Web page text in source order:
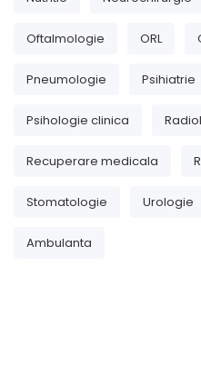
Oftalmologie ORL
Pneumologie Psihiatrie
Psihologie clinica
Recuperare medicala
Stomatologie Urologie
Ambulanta